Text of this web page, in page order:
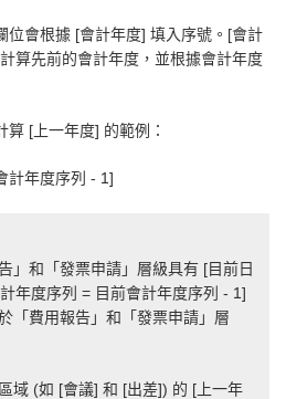
位會根據 [會計年度] 填入序號。[會計
算先前的會計年度，並根據會計年度
[上一年度] 的範例：
計年度序列 - 1]
」和「發票申請」層級具有 [目前日
年度序列 = 目前會計年度序列 - 1]
「費用報告」和「發票申請」層
域 (如 [會議] 和 [出差]) 的 [上一年